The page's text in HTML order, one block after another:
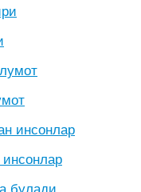
инсонлар